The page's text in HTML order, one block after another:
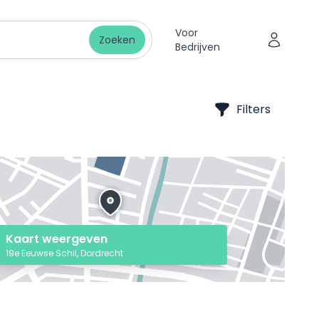
Zoeken
Voor
Bedrijven
Filters
Kaart weergeven
19e Eeuwse Schil, Dordrecht